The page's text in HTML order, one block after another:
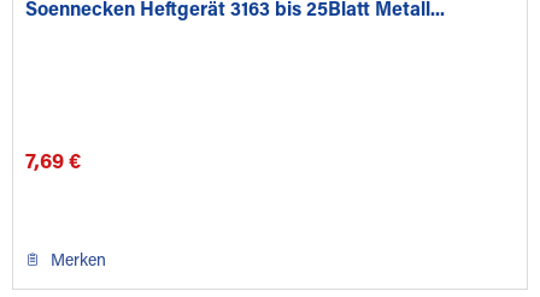
Soennecken Heftgerät 3163 bis 25Blatt Metall...
7,69 €
Merken